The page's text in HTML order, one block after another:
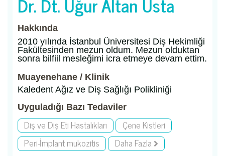
Hakkında
2010 yılında İstanbul Üniversitesi Diş Hekimliği
Fakültesinden mezun oldum. Mezun olduktan
sonra bilfiil mesleğimi icra etmeye devam ettim.
Muayenehane / Klinik
Kaledent Ağız ve Diş Sağlığı Polikliniği
Uyguladığı Bazı Tedaviler
Diş ve Diş Eti Hastalıkları
Çene Kistleri
Peri-İmplant mukozitis
Daha Fazla